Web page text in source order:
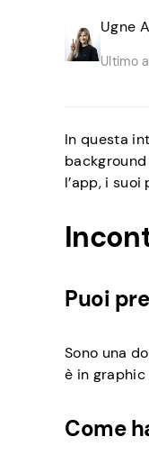
Ugne
Ultimo
In questa
l’app, i
Puoi
Sono una
è in
Come